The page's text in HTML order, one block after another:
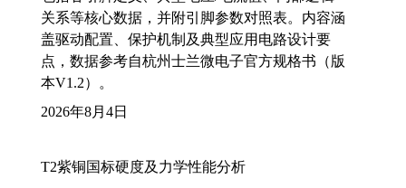
关系等核心数据，并附引脚参数对照表。内容涵
盖驱动配置、保护机制及典型应用电路设计要
点，数据参考自杭州士兰微电子官方规格书（版
本V1.2）。
2026年8月4日
T2紫铜国标硬度及力学性能分析